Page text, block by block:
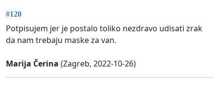
#120
Potpisujem jer je postalo toliko nezdravo udisati zrak
da nam trebaju maske za van.
Marija Čerina (Zagreb, 2022-10-26)